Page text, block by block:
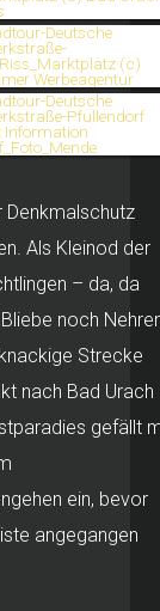
Denkmalschutz
Als Kleinod der
– da, da
noch
Strecke
nach Bad Urach
gefällt
ein, bevor
angegangen